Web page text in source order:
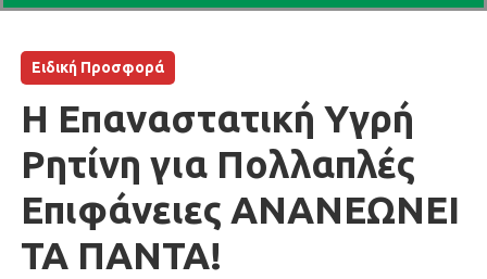
Ειδική Προσφορά
Η Επαναστατική Υγρή
Ρητίνη για Πολλαπλές
Επιφάνειες ΑΝΑΝΕΩΝΕΙ
ΤΑ ΠΑΝΤΑ!